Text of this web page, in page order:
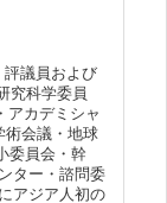
評議員および
究科学委員
アカデミシャ
術会議・地球
委員会・幹
ター・諮問委
アジア人初の